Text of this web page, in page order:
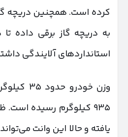
کرده است. همچنین دریچه
به دریچه گاز برقی داده
استانداردهای آلایندگی
وزن
۹۳۵ کیلوگرم رسیده است.